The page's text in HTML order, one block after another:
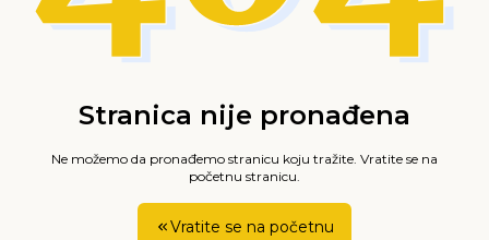
Stranica nije pronađena
Ne možemo da pronađemo stranicu koju tražite. Vratite se na
početnu stranicu.
Vratite se na početnu